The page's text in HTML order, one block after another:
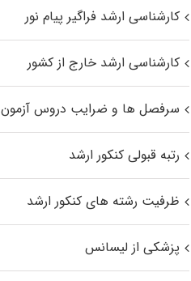
کارشناسی ارشد فراگیر پیام نور
کارشناسی ارشد خارج از کشور
سرفصل ها و ضرایب دروس آزمون
رتبه قبولی کنکور ارشد
ظرفیت رشته های کنکور ارشد
پزشکی از لیسانس